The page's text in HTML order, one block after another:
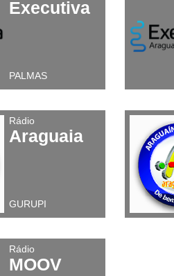
Executiva
PALMAS
Rádio
Araguaia
GURUPI
Rádio
MOOV